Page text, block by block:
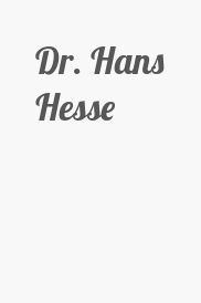
Dr. Hans
Hesse